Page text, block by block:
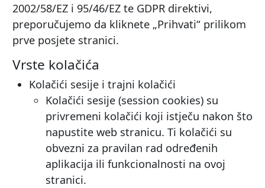
2002/58/EZ i 95/46/EZ te GDPR direktivi,
preporučujemo da kliknete „Prihvati“ prilikom
prve posjete stranici.
Vrste kolačića
Kolačići sesije i trajni kolačići
Kolačići sesije (session cookies) su
privremeni kolačići koji istječu nakon što
napustite web stranicu. Ti kolačići su
obvezni za pravilan rad određenih
aplikacija ili funkcionalnosti na ovoj
stranici.